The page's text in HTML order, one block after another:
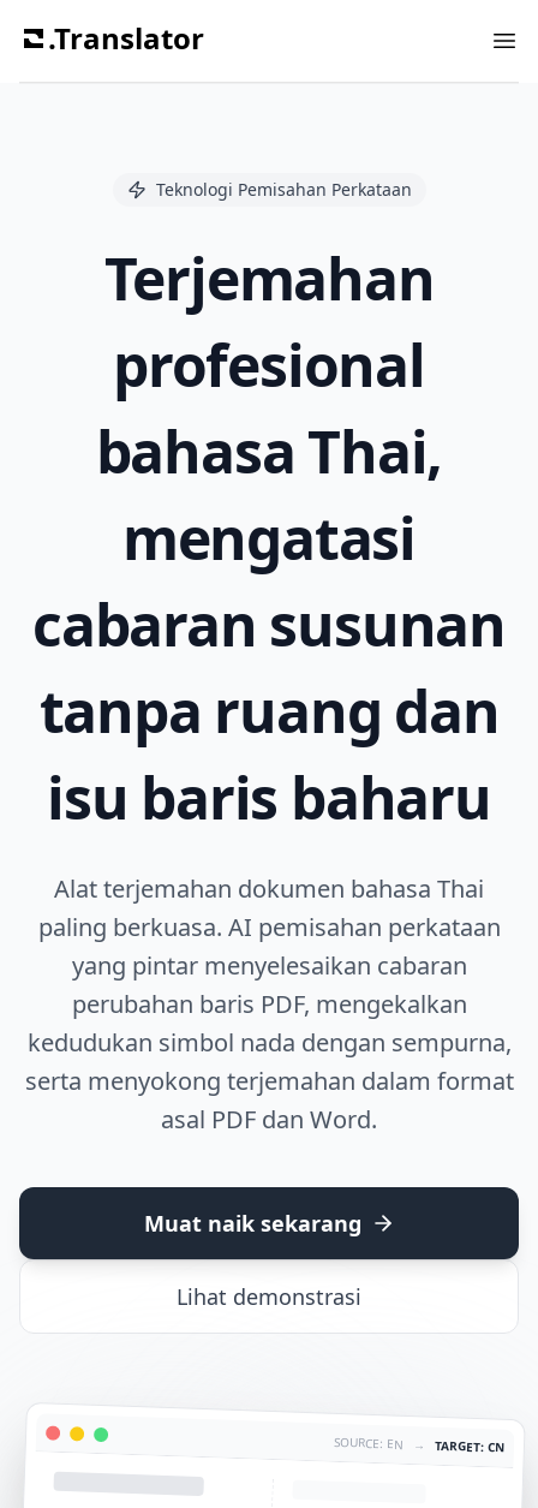
.Translator
Teknologi Pemisahan Perkataan
Terjemahan
profesional
bahasa Thai,
mengatasi
cabaran susunan
tanpa ruang dan
isu baris baharu
Alat terjemahan dokumen bahasa Thai
paling berkuasa. AI pemisahan perkataan
yang pintar menyelesaikan cabaran
perubahan baris PDF, mengekalkan
kedudukan simbol nada dengan sempurna,
serta menyokong terjemahan dalam format
asal PDF dan Word.
Muat naik sekarang
Lihat demonstrasi
SOURCE: EN → TARGET: CN